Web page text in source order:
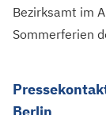
Bezirksamt im
Sommerferien
Berlin